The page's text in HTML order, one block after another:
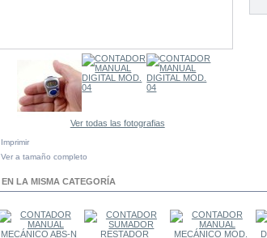
Ver todas las fotografias
Imprimir
Ver a tamaño completo
EN LA MISMA CATEGORÍA